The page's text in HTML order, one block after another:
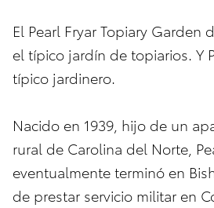
El Pearl Fryar Topiary Garden
el típico jardín de topiarios. Y
típico jardinero.
Nacido en 1939, hijo de un
rural de Carolina del Norte,
eventualmente terminó en
de prestar servicio militar en